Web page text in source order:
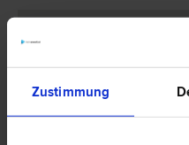
Zustimmung